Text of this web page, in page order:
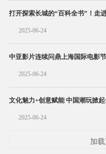
打开探索长城的“百科全书”！走
2025-06-24
中亚影片连续问鼎上海国际电影
2025-06-24
文化魅力+创意赋能 中国潮玩掀
2025-06-24
加